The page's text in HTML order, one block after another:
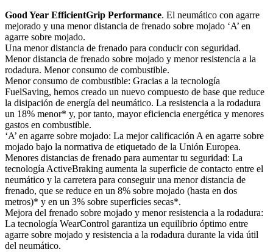
Good Year EfficientGrip Performance. El neumático con agarre
mejorado y una menor distancia de frenado sobre mojado ‘A’ en
agarre sobre mojado.
Una menor distancia de frenado para conducir con seguridad.
Menor distancia de frenado sobre mojado y menor resistencia a la
rodadura. Menor consumo de combustible.
Menor consumo de combustible: Gracias a la tecnología
FuelSaving, hemos creado un nuevo compuesto de base que reduce
la disipación de energía del neumático. La resistencia a la rodadura
un 18% menor* y, por tanto, mayor eficiencia energética y menores
gastos en combustible.
‘A’ en agarre sobre mojado: La mejor calificación A en agarre sobre
mojado bajo la normativa de etiquetado de la Unión Europea.
Menores distancias de frenado para aumentar tu seguridad: La
tecnología ActiveBraking aumenta la superficie de contacto entre el
neumático y la carretera para conseguir una menor distancia de
frenado, que se reduce en un 8% sobre mojado (hasta en dos
metros)* y en un 3% sobre superficies secas*.
Mejora del frenado sobre mojado y menor resistencia a la rodadura:
La tecnología WearControl garantiza un equilibrio óptimo entre
agarre sobre mojado y resistencia a la rodadura durante la vida útil
del neumático.